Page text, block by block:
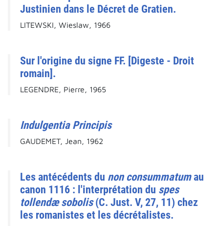
Justinien dans le Décret de Gratien.
LITEWSKI, Wieslaw, 1966
Sur l'origine du signe FF. [Digeste - Droit
romain].
LEGENDRE, Pierre, 1965
Indulgentia Principis
GAUDEMET, Jean, 1962
Les antécédents du non consummatumau
canon 1116 : l'interprétation du spes
tollendæ sobolis(C. Just. V, 27, 11) chez
les romanistes et les décrétalistes.